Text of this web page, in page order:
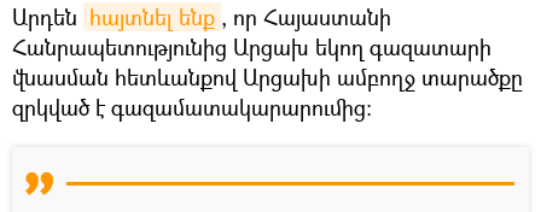
Արդեն հայտնել ենք , որ Հայաստանի
Հանրապետությունից Արցախ եկող գազատարի
վնասման հետևանքով Արցախի ամբողջ տարածքը
զրկված է գազամատակարարումից։